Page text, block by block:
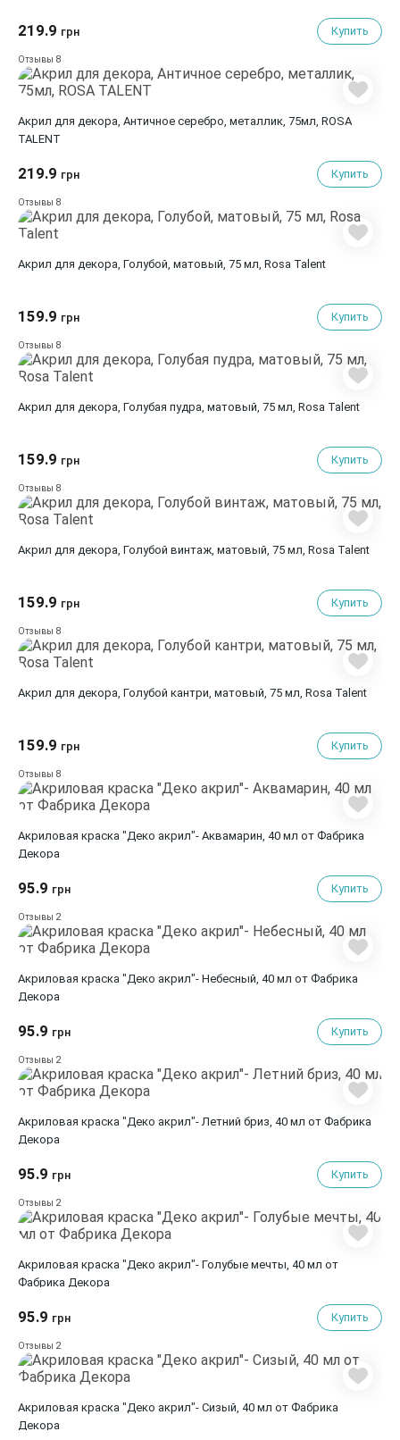
219.9 грн Купить
Отзывы 8
Акрил для декора, Античное серебро, металлик, 75мл, ROSA
TALENT
219.9 грн Купить
Отзывы 8
Акрил для декора, Голубой, матовый, 75 мл, Rosa Talent
159.9 грн Купить
Отзывы 8
Акрил для декора, Голубая пудра, матовый, 75 мл, Rosa Talent
159.9 грн Купить
Отзывы 8
Акрил для декора, Голубой винтаж, матовый, 75 мл, Rosa Talent
159.9 грн Купить
Отзывы 8
Акрил для декора, Голубой кантри, матовый, 75 мл, Rosa Talent
159.9 грн Купить
Отзывы 8
Акриловая краска "Деко акрил"- Аквамарин, 40 мл от Фабрика
Декора
95.9 грн Купить
Отзывы 2
Акриловая краска "Деко акрил"- Небесный, 40 мл от Фабрика
Декора
95.9 грн Купить
Отзывы 2
Акриловая краска "Деко акрил"- Летний бриз, 40 мл от Фабрика
Декора
95.9 грн Купить
Отзывы 2
Акриловая краска "Деко акрил"- Голубые мечты, 40 мл от
Фабрика Декора
95.9 грн Купить
Отзывы 2
Акриловая краска "Деко акрил"- Сизый, 40 мл от Фабрика
Декора